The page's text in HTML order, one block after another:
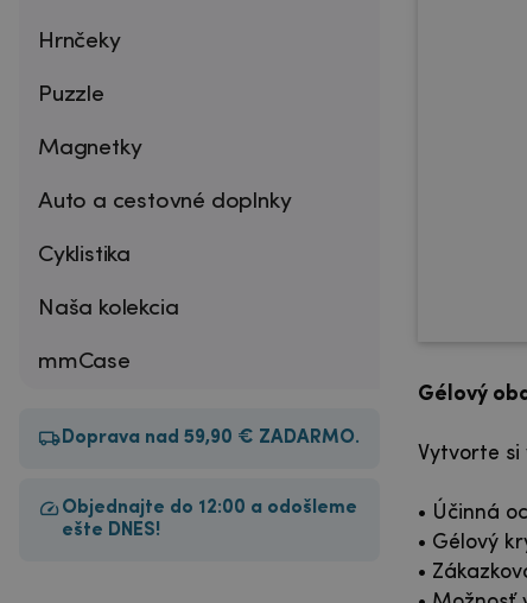
Hrnčeky
Puzzle
Magnetky
Auto a cestovné doplnky
Cyklistika
Naša kolekcia
mmCase
Doprava nad 59,90 € ZADARMO.
Objednajte do 12:00 a odošleme
ešte DNES!
Gélový
Vytvorte
• Účinná
• Gélový
•